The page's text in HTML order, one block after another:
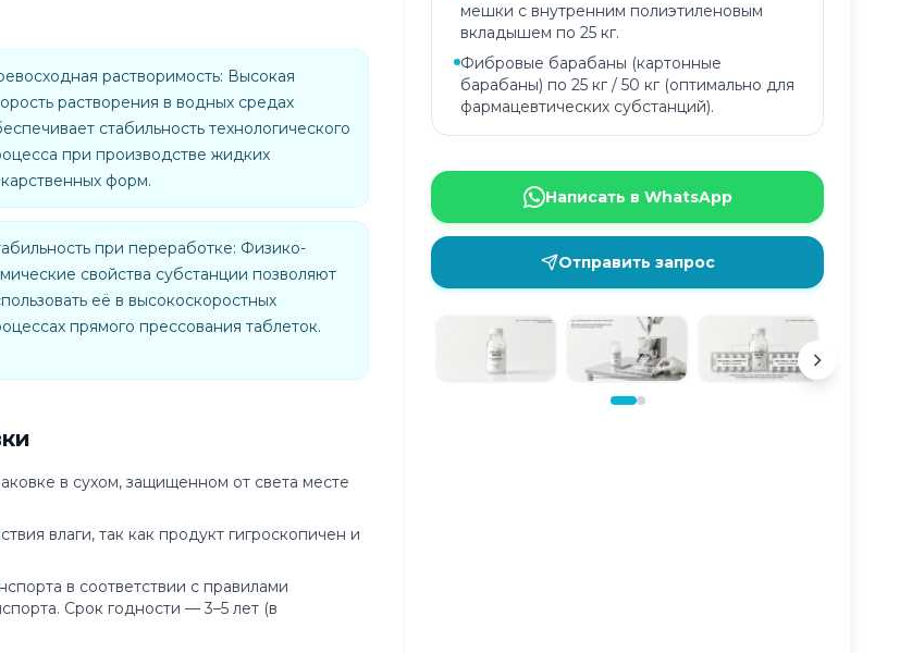
растворимость: Высокая
растворения в водных средах
стабильность технологического
при производстве жидких
форм.
при переработке: Физико-
свойства субстанции позволяют
её в высокоскоростных
прямого прессования таблеток.
в сухом, защищенном от света месте
влаги, так как продукт гигроскопичен и
в соответствии с правилами
Срок годности — 3–5 лет (в
мешки с внутренним полиэтиленовым
вкладышем по 25 кг.
Фибровые барабаны (картонные
барабаны) по 25 кг / 50 кг (оптимально для
фармацевтических субстанций).
Написать в WhatsApp
Отправить запрос